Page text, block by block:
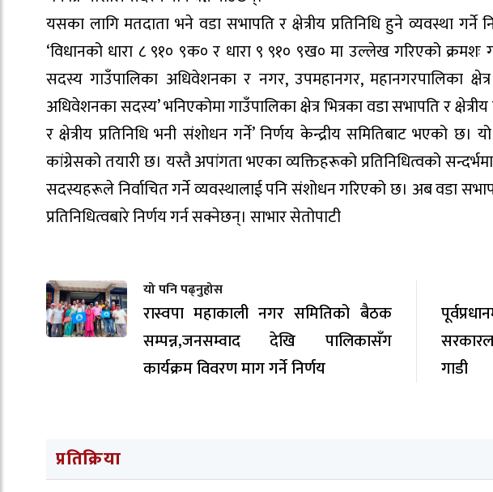
यसका लागि मतदाता भने वडा सभापति र क्षेत्रीय प्रतिनिधि हुने व्यवस्था
‘विधानको धारा ८ ९१० ९क० र धारा ९ ९१० ९ख० मा उल्लेख गरिएको क्रमशः
सदस्य गाउँपालिका अधिवेशनका र नगर, उपमहानगर, महानगरपालिका
अधिवेशनका सदस्य’ भनिएकोमा गाउँपालिका क्षेत्र भित्रका वडा सभापति र
र क्षेत्रीय प्रतिनिधि भनी संशोधन गर्ने’ निर्णय केन्द्रीय समितिबाट भएको
कांग्रेसको तयारी छ। यस्तै अपांगता भएका व्यक्तिहरूको प्रतिनिधित्वको
सदस्यहरूले निर्वाचित गर्ने व्यवस्थालाई पनि संशोधन गरिएको छ। अब वडा
प्रतिनिधित्वबारे निर्णय गर्न सक्नेछन्। साभार सेतोपाटी
यो पनि पढ्नुहोस
रास्वपा महाकाली नगर समितिको बैठक
सम्पन्न,जनसम्वाद देखि पालिकासँग
कार्यक्रम विवरण माग गर्ने निर्णय
गाडी
प्रतिक्रिया